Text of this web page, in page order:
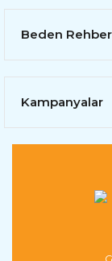
Beden
Kampanyalar